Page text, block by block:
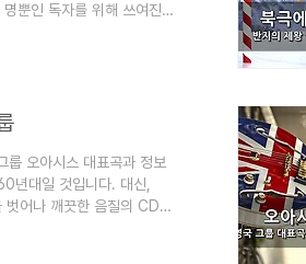
뿐인 독자를 위해 쓰여진
국내에도 소개된 적이 있는
오아시스 대표곡과 정보
년대일 것입니다. 대신,
어나 깨끗한 음질의 CD로
시의 오아시스 이야기를